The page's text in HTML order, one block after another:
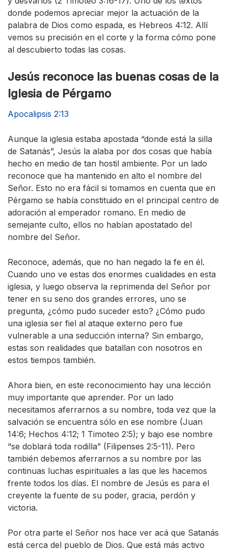
donde podemos apreciar mejor la actuación de la
palabra de Dios como espada, es Hebreos 4:12. Allí
vemos su precisión en el corte y la forma cómo pone
al descubierto todas las cosas.
Jesús reconoce las buenas cosas de la
Iglesia de Pérgamo
Apocalipsis 2:13
Aunque la iglesia estaba apostada “donde está la silla
de Satanás”, Jesús la alaba por dos cosas que había
hecho en medio de tan hostil ambiente. Por un lado
reconoce que ha mantenido en alto el nombre del
Señor. Esto no era fácil si tomamos en cuenta que en
Pérgamo se había constituido en el principal centro de
adoración al emperador romano. En medio de
semejante culto, ellos no habían apostatado del
nombre del Señor.
Reconoce, además, que no han negado la fe en él.
Cuando uno ve estas dos enormes cualidades en esta
iglesia, y luego observa la reprimenda del Señor por
tener en su seno dos grandes errores, uno se
pregunta, ¿cómo pudo suceder esto? ¿Cómo pudo
una iglesia ser fiel al ataque externo pero fue
vulnerable a una seducción interna? Sin embargo,
estas son realidades que batallan con nosotros en
estos tiempos también.
Ahora bien, en este reconocimiento hay una lección
muy importante que aprender. Por un lado
necesitamos aferrarnos a su nombre, toda vez que la
salvación se encuentra sólo en ese nombre (Juan
14:6; Hechos 4:12; 1 Timoteo 2:5); y bajo ese nombre
“se doblará toda rodilla” (Filipenses 2:5-11). Pero
también debemos aferrarnos a su nombre por las
continuas luchas espirituales a las que les hacemos
frente todos los días. El nombre de Jesús es para el
creyente la fuente de su poder, gracia, perdón y
victoria.
Por otra parte el Señor nos hace ver acá que Satanás
está cerca del pueblo de Dios. Que está más activo